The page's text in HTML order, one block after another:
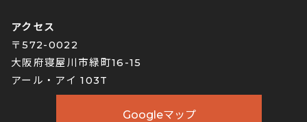
アクセス
〒572-0022
大阪府寝屋川市緑町16-15
アール・アイ 103T
Googleマップ